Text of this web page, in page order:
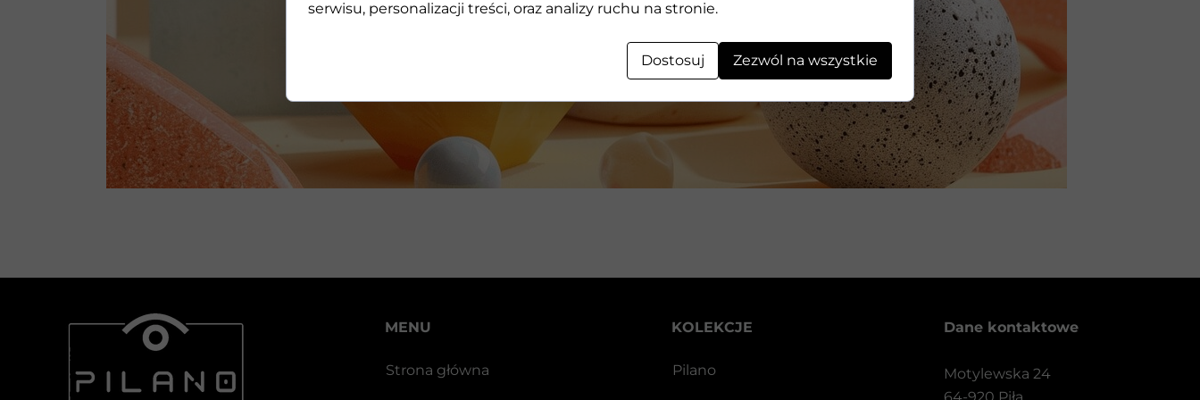
KOLEKCJE
Pilano
MENU
Strona główna
Dane kontaktowe
Motylewska 24
serwisu, personalizacji treści, oraz analizy ruchu na stronie.
Dostosuj Zezwól na wszystkie